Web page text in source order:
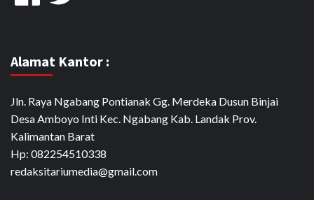
Alamat Kantor :
Jln. Raya Ngabang Pontianak Gg. Merdeka Dusun Binjai
Desa Amboyo Inti Kec. Ngabang Kab. Landak Prov.
Kalimantan Barat
Hp: 082254510338
redaksitariumedia@gmail.com